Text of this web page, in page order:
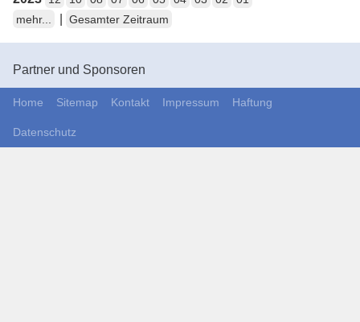
mehr...
Gesamter Zeitraum
Partner und Sponsoren
Home Sitemap Kontakt Impressum Haftung
Datenschutz